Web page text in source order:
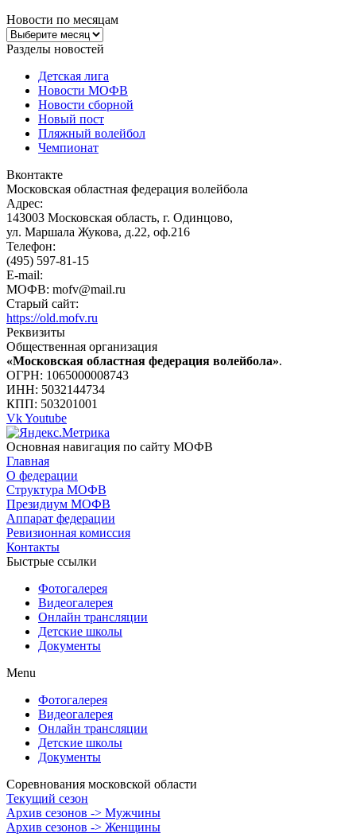
Новости по месяцам
Новости
по
Разделы новостей
Детская лига
Новости МОФВ
Новости сборной
Новый пост
Пляжный волейбол
Чемпионат
Вконтакте
Московская областная федерация волейбола
Адрес:
143003 Московская область, г. Одинцово,
ул. Маршала Жукова, д.22, оф.216
Телефон:
(495) 597-81-15
E-mail:
МОФВ: mofv@mail.ru
Старый сайт:
https://old.mofv.ru
Реквизиты
Общественная организация
«Московская областная федерация волейбола».
ОГРН: 1065000008743
ИНН: 5032144734
КПП: 503201001
VkYoutube
Основная навигация по сайту МОФВ
Главная
О федерации
Структура МОФВ
Президиум МОФВ
Аппарат федерации
Ревизионная комиссия
Контакты
Быстрые ссылки
Фотогалерея
Видеогалерея
Онлайн трансляции
Детские школы
Документы
Menu
Фотогалерея
Видеогалерея
Онлайн трансляции
Детские школы
Документы
Соревнования московской области
Текущий сезон
Архив сезонов -> Мужчины
Архив сезонов -> Женщины